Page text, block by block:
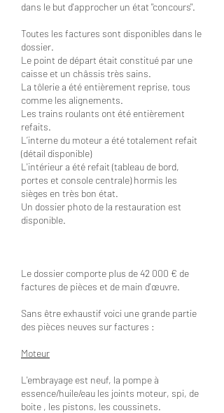
dans le but d'approcher un état "concours".
Toutes les factures sont disponibles dans le
dossier.
Le point de départ était constitué par une
caisse et un châssis très sains.
La tôlerie a été entièrement reprise, tous
comme les alignements.
Les trains roulants ont été entièrement
refaits.
L’interne du moteur a été totalement refait
(détail disponible)
L'intérieur a été refait (tableau de bord,
portes et console centrale) hormis les
sièges en très bon état.
Un dossier photo de la restauration est
disponible.
Le dossier comporte plus de 42 000 € de
factures de pièces et de main d'œuvre.
Sans être exhaustif voici une grande partie
des pièces neuves sur factures :
Moteur
L'embrayage est neuf, la pompe à
essence/huile/eau les joints moteur, spi, de
boite , les pistons, les coussinets.